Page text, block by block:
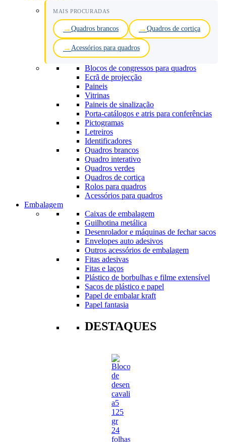
MAIS PROCURADAS
Quadros brancos Quadros de cortiça
Acessórios para quadros
Blocos de congressos para quadros
Ecrã de projecção
Paineis
Vitrinas
Paineis de sinalização
Porta-catálogos e atris para conferências
Pictogramas
Letreiros
Identificadores
Quadros brancos
Quadro interativo
Quadros verdes
Quadros de cortiça
Rolos para quadros
Acessórios para quadros
Embalagem
Caixas de embalagem
Guilhotina metálica
Desenrolador e máquinas de fechar sacos
Envelopes auto adesivos
Outros acessórios de embalagem
Fitas adesivas
Fitas e laços
Plástico de borbulhas e filme extensível
Sacos de plástico e papel
Papel de embalar kraft
Papel fantasia
DESTAQUES